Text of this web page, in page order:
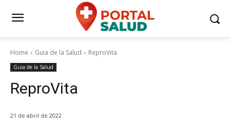
Home Guia de la Salud ReproVita
Guia de la Salud
ReproVita
21 de abril de 2022